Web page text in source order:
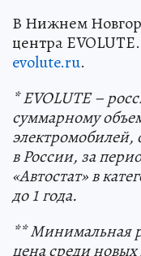
В Нижнем
центра
evolute.ru.
* EVOLUTE –
суммарному
электромобилей,
в России, за
«Автостат» в
до 1 года.
** Минимальная
цена среди